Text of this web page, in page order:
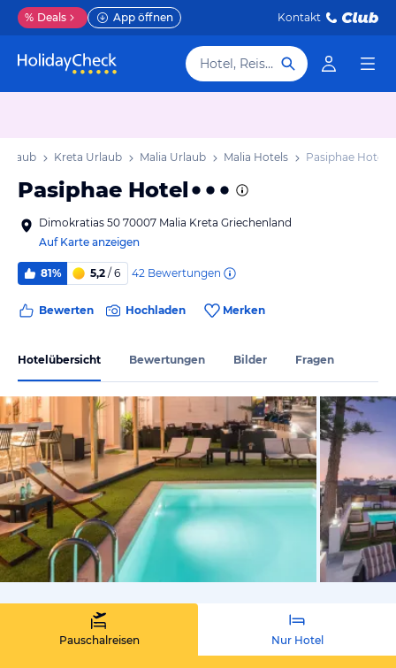
% Deals App öffnen Kontakt
Hotel, Reiseziel
Kreta Urlaub Malia Urlaub Malia Hotels Pasiphae Hotel
Pasiphae Hotel
Dimokratias 50 70007 Malia Kreta Griechenland
Auf Karte anzeigen
81% 5,2 / 6 42 Bewertungen
Bewerten Hochladen Merken
Hotelübersicht Bewertungen Bilder Fragen
vom
Pauschalreisen Nur Hotel